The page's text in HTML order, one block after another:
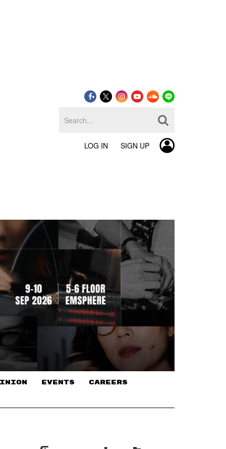
LOG IN SIGN UP
EVENTS CAREERS